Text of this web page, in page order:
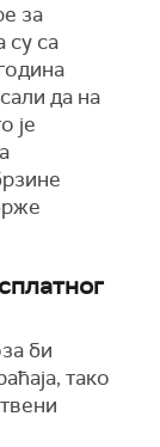
за
су са
да на
је
би
тако